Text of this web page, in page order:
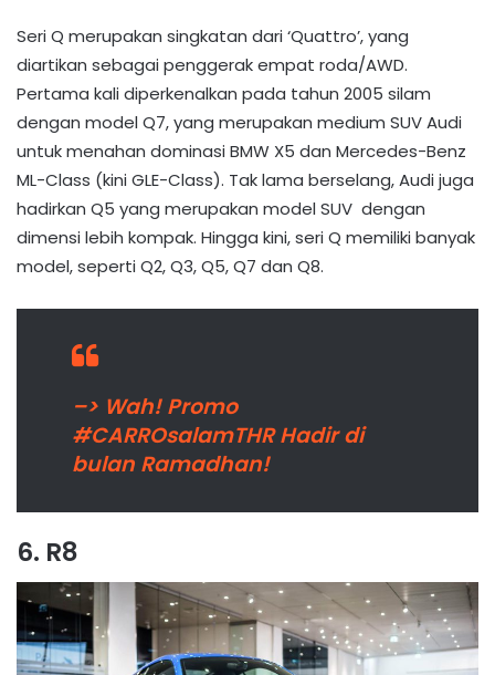
Seri Q merupakan singkatan dari ‘Quattro’, yang
diartikan sebagai penggerak empat roda/AWD.
Pertama kali diperkenalkan pada tahun 2005 silam
dengan model Q7, yang merupakan medium SUV Audi
untuk menahan dominasi BMW X5 dan Mercedes-Benz
ML-Class (kini GLE-Class). Tak lama berselang, Audi juga
hadirkan Q5 yang merupakan model SUV dengan
dimensi lebih kompak. Hingga kini, seri Q memiliki banyak
model, seperti Q2, Q3, Q5, Q7 dan Q8.
–> Wah! Promo
#CARROsalamTHR Hadir di
bulan Ramadhan!
6. R8